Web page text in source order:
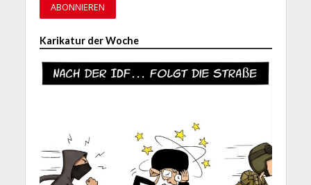
Karikatur der Woche